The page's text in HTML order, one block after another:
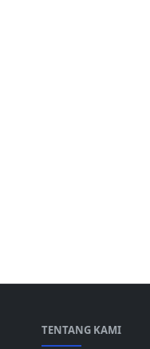
TENTANG KAMI